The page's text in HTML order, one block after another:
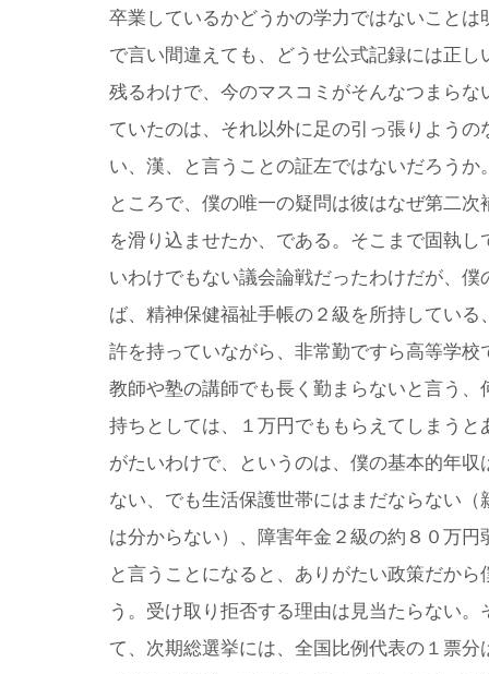
卒業しているかどうかの学力ではないことは
で言い間違えても、どうせ公式記録には正し
残るわけで、今のマスコミがそんなつまらな
ていたのは、それ以外に足の引っ張りようの
い、漢、と言うことの証左ではないだろうか
ところで、僕の唯一の疑問は彼はなぜ第二
を滑り込ませたか、である。そこまで固執し
いわけでもない議会論戦だったわけだが、僕
ば、精神保健福祉手帳の２級を所持している
許を持っていながら、非常勤ですら高等学校
教師や塾の講師でも長く勤まらないと言う、
持ちとしては、１万円でももらえてしまうと
がたいわけで、というのは、僕の基本的年収
ない、でも生活保護世帯にはまだならない（
は分からない）、障害年金２級の約８０万円
と言うことになると、ありがたい政策だか
う。受け取り拒否する理由は見当たらない。
て、次期総選挙には、全国比例代表の１票分